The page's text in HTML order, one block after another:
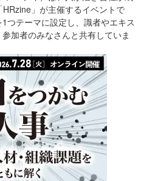
」が主催するイベントで
つテーマに設定し、識者やエキス
加者のみなさんと共有していま